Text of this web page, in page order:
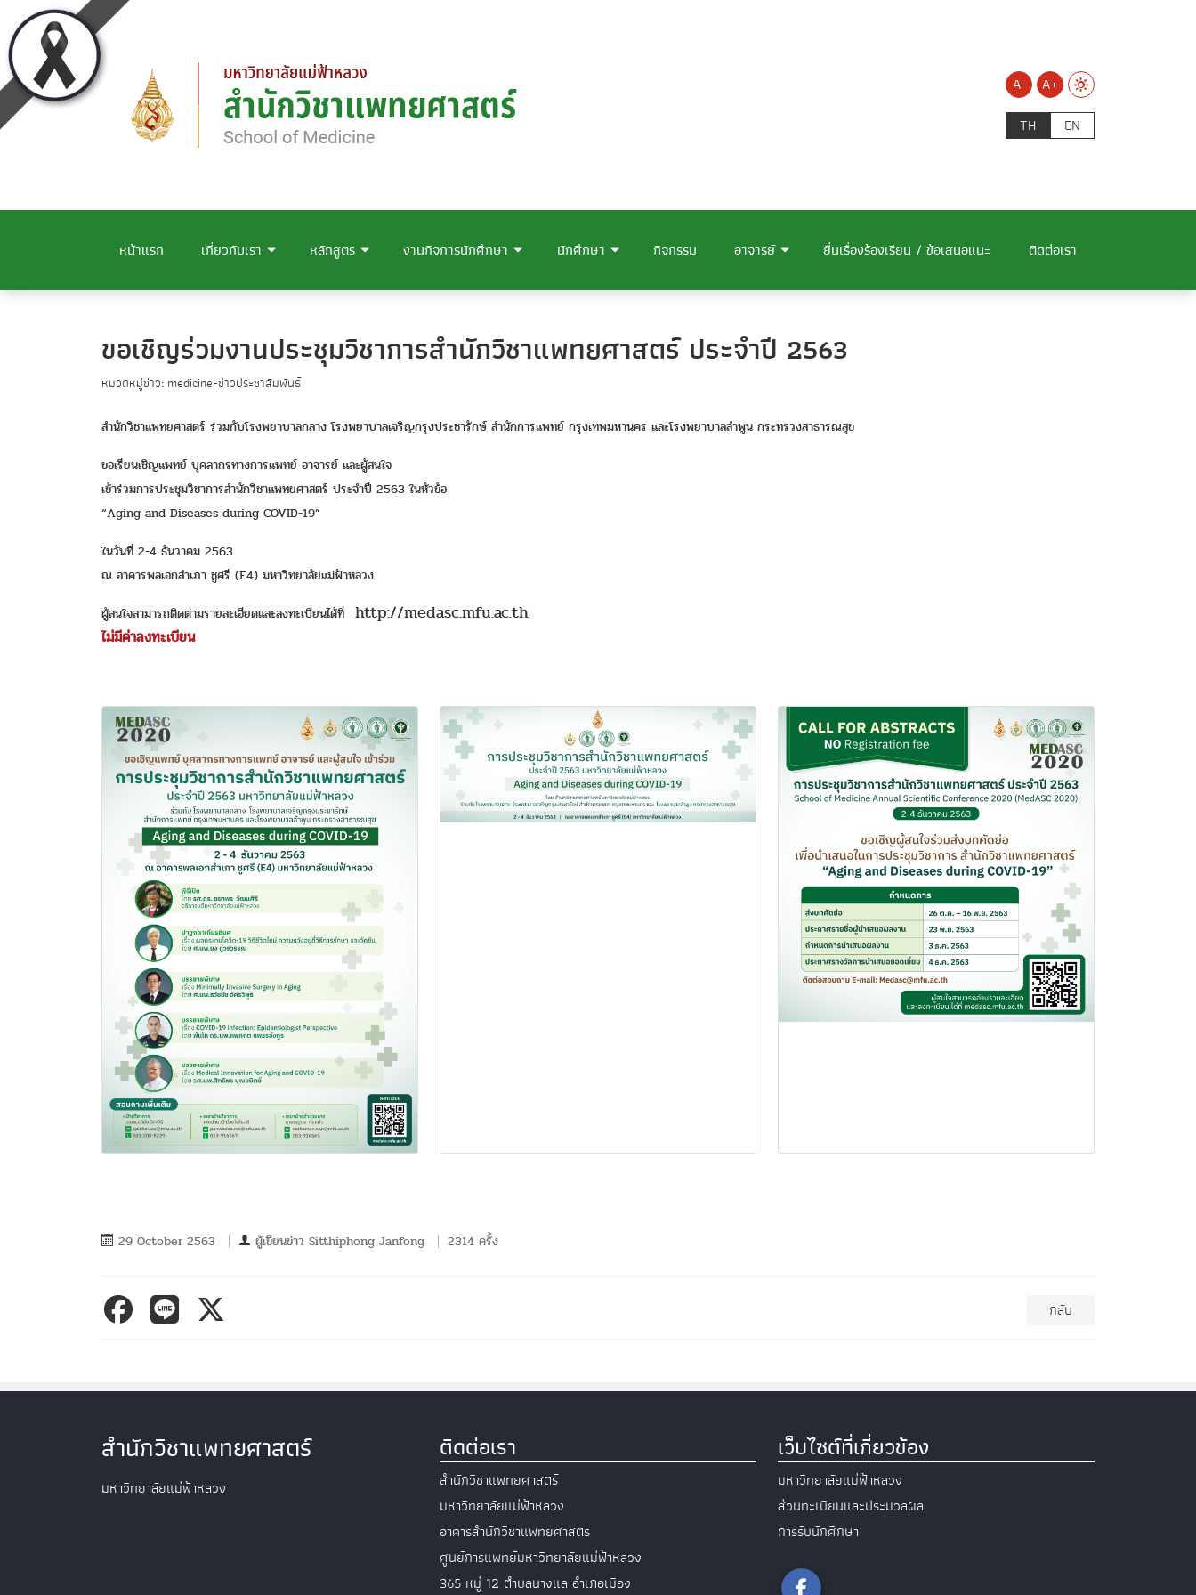
A-
A+
TH
EN
หน้าแรก เกี่ยวกับเรา หลักสูตร งานกิจการนักศึกษา นักศึกษา กิจกรรม อาจารย์ ยื่นเรื่องร้องเรียน / ข้อเสนอแนะ ติดต่อเรา
ขอเชิญร่วมงานประชุมวิชาการสำนักวิชาแพทยศาสตร์ ประจำปี 2563
หมวดหมู่ข่าว: medicine-ข่าวประชาสัมพันธ์
สำนักวิชาแพทยศาสตร์ ร่วมกับโรงพยาบาลกลาง โรงพยาบาลเจริญกรุงประชารักษ์ สำนักการแพทย์ กรุงเทพมหานคร และโรงพยาบาลลำพูน กระทรวงสาธารณสุข
ขอเรียนเชิญแพทย์ บุคลากรทางการแพทย์ อาจารย์ และผู้สนใจ
เข้าร่วมการประชุมวิชาการสำนักวิชาแพทยศาสตร์ ประจำปี 2563 ในหัวข้อ
“Aging and Diseases during COVID-19”
ในวันที่ 2-4 ธันวาคม 2563
ณ อาคารพลเอกสำเภา ชูศรี (E4) มหาวิทยาลัยแม่ฟ้าหลวง
ผู้สนใจสามารถติดตามรายละเอียดและลงทะเบียนได้ที่ http://medasc.mfu.ac.th
ไม่มีค่าลงทะเบียน
29 October 2563 ผู้เขียนข่าว Sitthiphong Janfong 2314 ครั้ง
กลับ
สำนักวิชาแพทยศาสตร์
มหาวิทยาลัยแม่ฟ้าหลวง
ติดต่อเรา
สำนักวิชาแพทยศาสตร์
มหาวิทยาลัยแม่ฟ้าหลวง
อาคารสำนักวิชาแพทยศาสตร์
ศูนย์การแพทย์มหาวิทยาลัยแม่ฟ้าหลวง
365 หมู่ 12 ตำบลนางแล อำเภอเมือง
เว็บไซต์ที่เกี่ยวข้อง
มหาวิทยาลัยแม่ฟ้าหลวง
ส่วนทะเบียนและประมวลผล
การรับนักศึกษา